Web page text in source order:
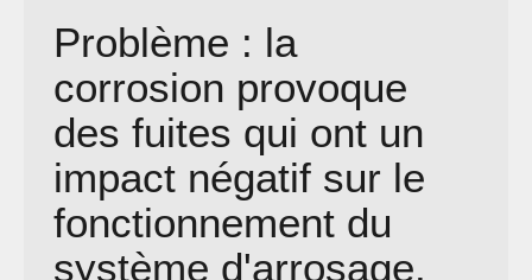
Problème : la
corrosion provoque
des fuites qui ont un
impact négatif sur le
fonctionnement du
système d'arrosage.